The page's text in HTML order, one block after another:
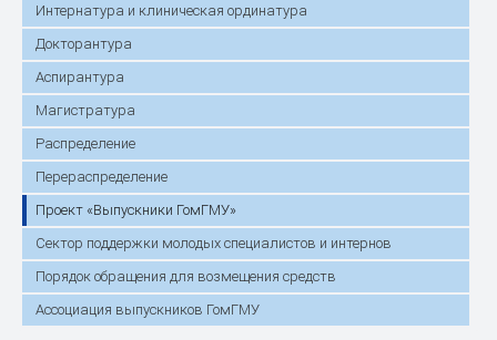
Интернатура и клиническая ординатура
Докторантура
Аспирантура
Магистратура
Распределение
Перераспределение
Проект «Выпускники ГомГМУ»
Сектор поддержки молодых специалистов и интернов
Порядок обращения для возмещения средств
Ассоциация выпускников ГомГМУ